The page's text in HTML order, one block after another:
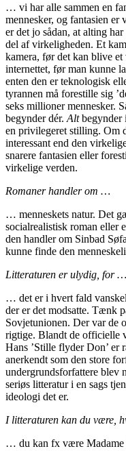
… vi har alle sammen en
mennesker, og fantasien
er det jo sådan, at alting
del af virkeligheden. Et
kamera, før det kan blive
internettet, før man kunne
enten den er teknologisk
tyrannen må forestille sig
seks millioner mennesker.
begynder dér. Altbegynder
en privilegeret stilling. Om
interessant end den
snarere fantasien eller
virkelige verden.
Romaner handler om …
… menneskets natur. Det
socialrealistisk roman eller
den handler om Sinbad
kunne finde den
Litteraturen er ulydig, for …
… det er i hvert fald
der er det modsatte. Tænk
Sovjetunionen. Der var de
rigtige. Blandt de officielle
Hans ’Stille flyder Don’
anerkendt som den store
undergrundsforfattere blev
seriøs litteratur i en sags
ideologi det er.
I litteraturen kan du være,
… du kan fx være Madame